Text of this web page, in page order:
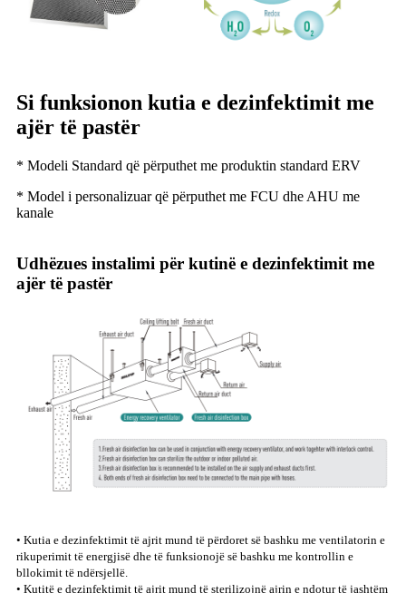
Si funksionon kutia e dezinfektimit me
ajër të pastër
* Modeli Standard që përputhet me produktin standard ERV
* Model i personalizuar që përputhet me FCU dhe AHU me
kanale
Udhëzues instalimi për kutinë e dezinfektimit me
ajër të pastër
• Kutia e dezinfektimit të ajrit mund të përdoret së bashku me ventilatorin e
rikuperimit të energjisë dhe të funksionojë së bashku me kontrollin e
bllokimit të ndërsjellë.
• Kutitë e dezinfektimit të ajrit mund të sterilizojnë ajrin e ndotur të jashtëm